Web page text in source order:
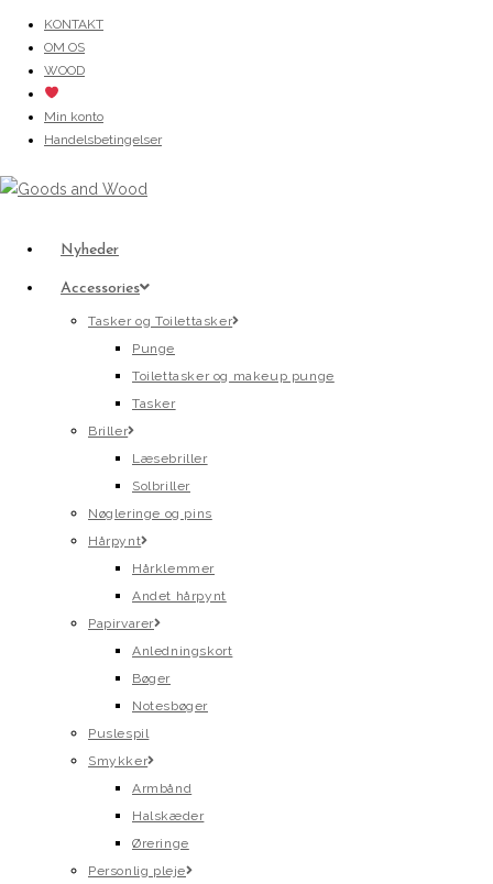
content
KONTAKT
OM OS
WOOD
Min konto
Handelsbetingelser
Nyheder
Accessories
Tasker og Toilettasker
Punge
Toilettasker og makeup punge
Tasker
Briller
Læsebriller
Solbriller
Nøgleringe og pins
Hårpynt
Hårklemmer
Andet hårpynt
Papirvarer
Anledningskort
Bøger
Notesbøger
Puslespil
Smykker
Armbånd
Halskæder
Øreringe
Personlig pleje